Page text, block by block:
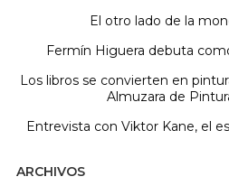
El otro lado de la
Fermín Higuera debuta
Los libros se convierten en
Almuzara de
Entrevista con Viktor Kane, el
ARCHIVOS